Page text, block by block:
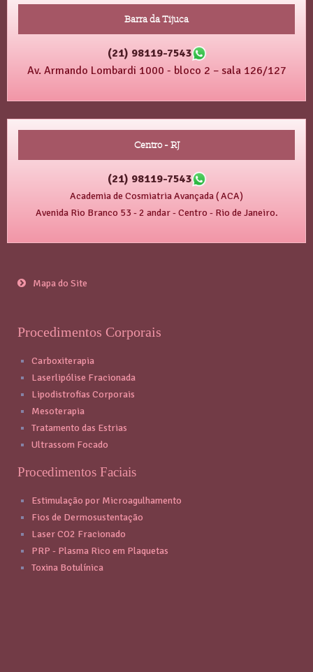
Barra da Tijuca
(21) 98119-7543
Av. Armando Lombardi 1000 - bloco 2 – sala 126/127
Centro - RJ
(21) 98119-7543
Academia de Cosmiatria Avançada ( ACA)
Avenida Rio Branco 53 - 2 andar - Centro - Rio de Janeiro.
Mapa do Site
Procedimentos Corporais
Carboxiterapia
Laserlipólise Fracionada
Lipodistrofias Corporais
Mesoterapia
Tratamento das Estrias
Ultrassom Focado
Procedimentos Faciais
Estimulação por Microagulhamento
Fios de Dermosustentação
Laser CO2 Fracionado
PRP - Plasma Rico em Plaquetas
Toxina Botulínica